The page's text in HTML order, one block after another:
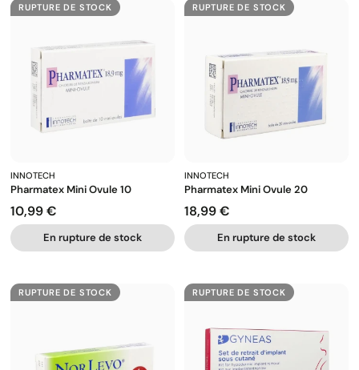
RUPTURE DE STOCK
INNOTECH
Pharmatex Mini Ovule 10
Prix
10,99 €
En rupture de stock
RUPTURE DE STOCK
INNOTECH
Pharmatex Mini Ovule 20
Prix
18,99 €
En rupture de stock
RUPTURE DE STOCK RUPTURE DE STOCK